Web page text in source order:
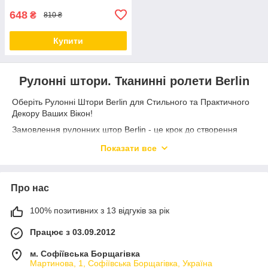
648 ₴ 810 ₴
Купити
Рулонні штори. Тканинні ролети Berlin
Оберіть Рулонні Штори Berlin для Стильного та Практичного
Декору Ваших Вікон!
Замовлення рулонних штор Berlin - це крок до створення
Наші рулонні штори вирізняються вищою якістю та
✨ Вишукана Якість: Наші рулонні штори Berlin виготовлені з
стійкість. Замовивши рулонні штори Berlin, ви отримаєте
стильне та надійне рішення для регулювання світла та
забезпечення приватності у вашому приміщенні.
🌈 Розмаїтість Вибору: Ми пропонуємо широкий вибір
кольорів та дизайнів, щоб ви могли підібрати рулонні штори
Показати все
Про нас
100% позитивних з 13 відгуків за рік
Працює з 03.09.2012
м. Софіївська Борщагівка
Мартинова, 1, Софіївська Борщагівка, Україна